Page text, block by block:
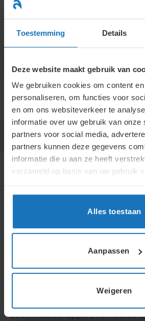
Toestemming Details
Deze website maakt gebruik van
We gebruiken cookies om content
personaliseren, om functies voor
en om ons websiteverkeer te
informatie over uw gebruik van onze
partners voor social media,
partners kunnen deze gegevens
informatie die u aan ze heeft
verzameld op basis van uw gebruik
Alles toestaan
Aanpassen
Weigeren
naar
inhoud
7. Commissarissen
H7.
rechtspersonen) die doorgaans
een NV, BV of andere
zoals maatschappen,